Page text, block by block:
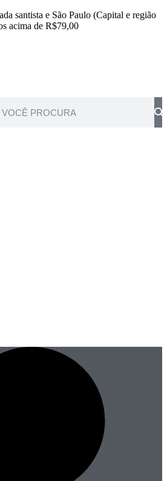
santista e São Paulo (Capital e região
acima de R$79,00